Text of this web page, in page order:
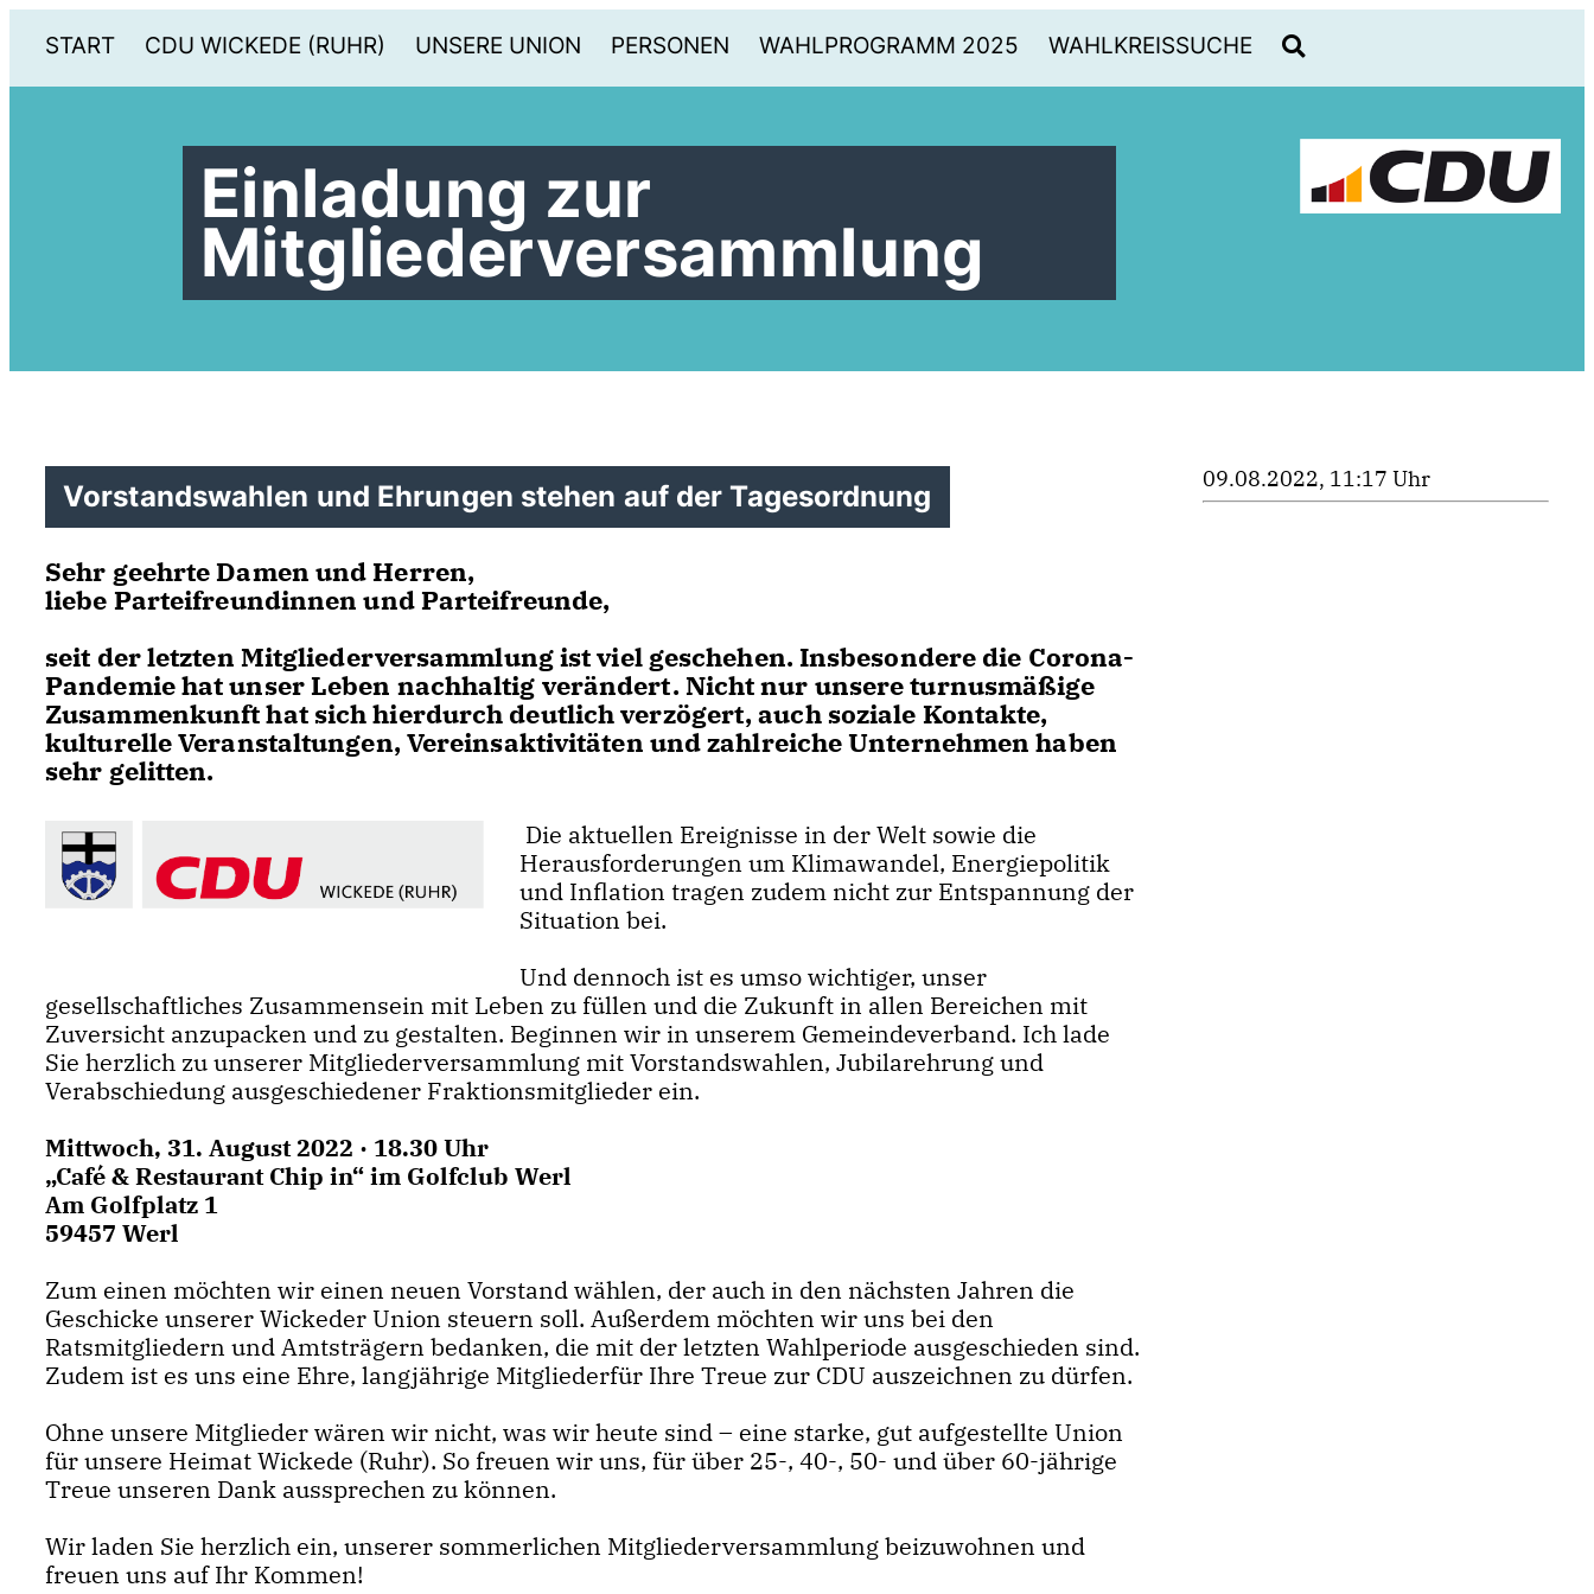
START CDU WICKEDE (RUHR) UNSERE UNION PERSONEN WAHLPROGRAMM 2025 WAHLKREISSUCHE
Einladung zur
Mitgliederversammlung
Vorstandswahlen und Ehrungen stehen auf der Tagesordnung
Sehr geehrte Damen und Herren,
liebe Parteifreundinnen und Parteifreunde,
seit der letzten Mitgliederversammlung ist viel geschehen. Insbesondere die Corona-
Pandemie hat unser Leben nachhaltig verändert. Nicht nur unsere turnusmäßige
Zusammenkunft hat sich hierdurch deutlich verzögert, auch soziale Kontakte,
kulturelle Veranstaltungen, Vereinsaktivitäten und zahlreiche Unternehmen haben
sehr gelitten.
Die aktuellen Ereignisse in der Welt sowie die
Herausforderungen um Klimawandel, Energiepolitik
und Inflation tragen zudem nicht zur Entspannung der
Situation bei.
Und dennoch ist es umso wichtiger, unser
gesellschaftliches Zusammensein mit Leben zu füllen und die Zukunft in allen Bereichen mit
Zuversicht anzupacken und zu gestalten. Beginnen wir in unserem Gemeindeverband. Ich lade
Sie herzlich zu unserer Mitgliederversammlung mit Vorstandswahlen, Jubilarehrung und
Verabschiedung ausgeschiedener Fraktionsmitglieder ein.
Mittwoch, 31. August 2022 · 18.30 Uhr
Café & Restaurant Chip in“ im Golfclub Werl
Am Golfplatz 1
59457 Werl
Zum einen möchten wir einen neuen Vorstand wählen, der auch in den nächsten Jahren die
Geschicke unserer Wickeder Union steuern soll. Außerdem möchten wir uns bei den
Ratsmitgliedern und Amtsträgern bedanken, die mit der letzten Wahlperiode ausgeschieden sind.
Zudem ist es uns eine Ehre, langjährige Mitgliederfür Ihre Treue zur CDU auszeichnen zu dürfen.
Ohne unsere Mitglieder wären wir nicht, was wir heute sind – eine starke, gut aufgestellte Union
für unsere Heimat Wickede (Ruhr). So freuen wir uns, für über 25-, 40-, 50- und über 60-jährige
Treue unseren Dank aussprechen zu können.
Wir laden Sie herzlich ein, unserer sommerlichen Mitgliederversammlung beizuwohnen und
freuen uns auf Ihr Kommen!
09.08.2022, 11:17 Uhr